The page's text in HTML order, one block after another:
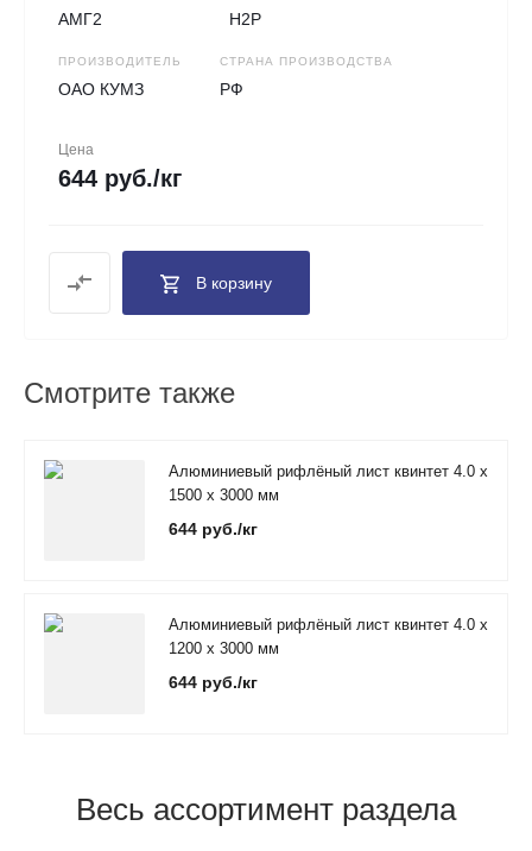
АМГ2 Н2Р
ПРОИЗВОДИТЕЛЬ
ОАО КУМЗ
СТРАНА ПРОИЗВОДСТВА
РФ
Цена
644 руб./кг
В корзину
Смотрите также
Алюминиевый рифлёный лист квинтет 4.0 х
1500 х 3000 мм
644 руб./кг
Алюминиевый рифлёный лист квинтет 4.0 х
1200 х 3000 мм
644 руб./кг
Весь ассортимент раздела